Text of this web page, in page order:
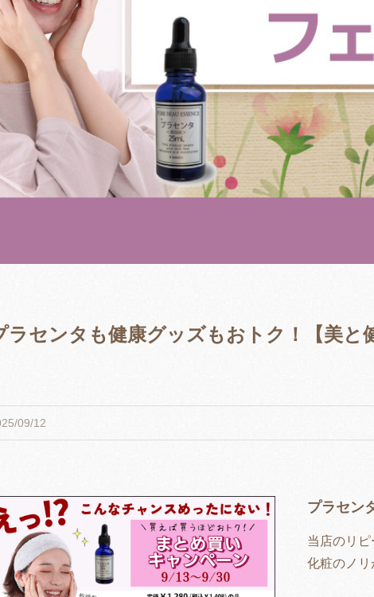
ラセンタも健康グッズもおトク！【美と
09/12
プラセン
当店のリピ
化粧のノ